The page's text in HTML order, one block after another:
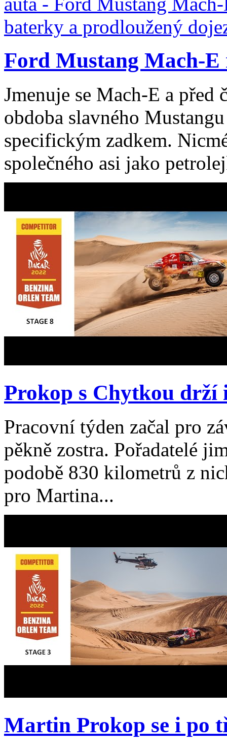
Ford Mustang Mach-E
Jmenuje se Mach-E a
obdoba slavného
specifickým zadkem.
společného asi jako
Prokop s Chytkou drží
Pracovní týden začal pro
pěkně zostra. Pořadatelé
podobě 830 kilometrů z
pro Martina...
Martin Prokop se i po